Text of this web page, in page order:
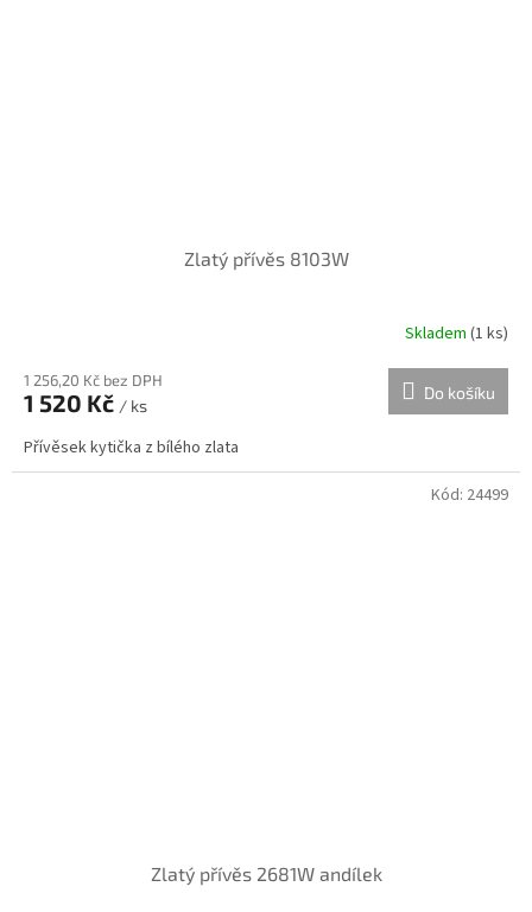
Zlatý přívěs 8103W
Skladem (1 ks)
1 256,20 Kč bez DPH
1 520 Kč / ks
Do košíku
Přívěsek kytička z bílého zlata
Zlatý přívěs 2681W andílek
Kód: 24499